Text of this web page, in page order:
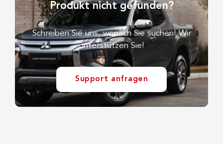
Produkt nicht gefunden?
Schreiben Sie uns, wonach Sie suchen! Wir
unterstützen Sie!
Support anfragen